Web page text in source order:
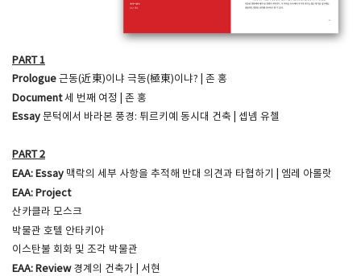
PART 1​
Prologue 근동(近東)이냐 극동(極東)이냐? | 존 홍
Document세 번째 여정 | 존 홍
Essay 문턱에서 바라본 풍경: 튀르키예 동시대 건축 | 셉넴 유첼
PART 2​
EAA: Essay 맥락의 세부 사항을 추적해 반대 의견과 타협하기 | 엠레 아롤랏
EAA: Project
산카클라 모스크
박물관 호텔 안타키아
이스탄불 회화 및 조각 박물관
EAA: Review경계의 건축가 | 서현